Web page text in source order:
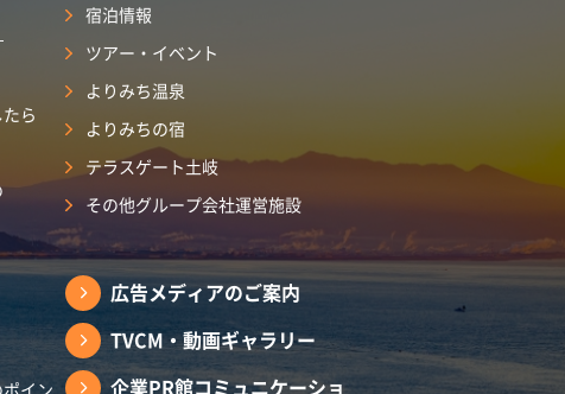
ら
イン
宿泊情報
ツアー・イベント
よりみち温泉
よりみちの宿
テラスゲート土岐
その他グループ会社運営施設
広告メディアのご案内
TVCM・動画ギャラリー
企業PR館コミュニケーショ